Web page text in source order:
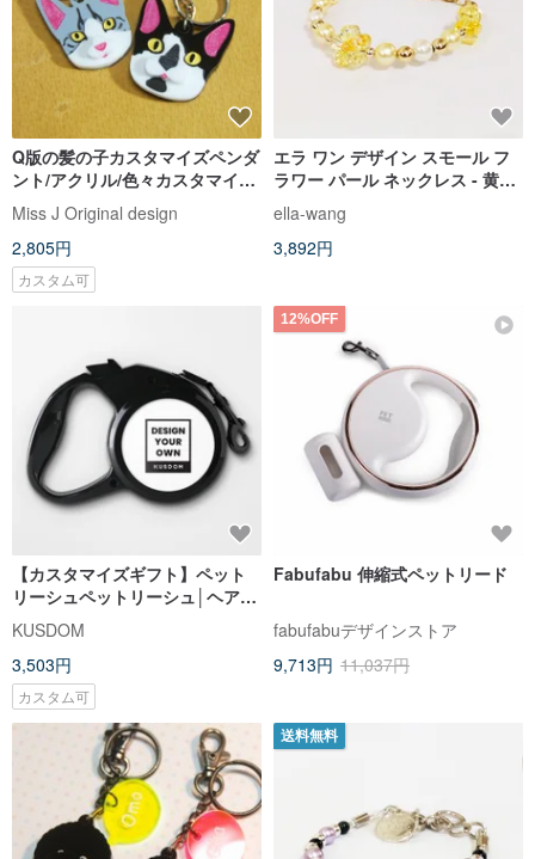
Q版の髪の子カスタマイズペンダ
ント/アクリル/色々カスタマイズ
可能【猫<0xA4><0xA4><0xA4>
包合】
Miss J Original design
2,805円
カスタム可
エラ ワン デザイン スモール フ
ラワー パール ネックレス - 黄色
い猫のネックレス 猫の首輪
ella-wang
3,892円
【カスタマイズギフト】ペット
リーシュペットリーシュ│ヘアリ
ーチャイルド/リーブ/キャット/ド
ッグ
KUSDOM
3,503円
カスタム可
12%OFF
Fabufabu 伸縮式ペットリード
fabufabuデザインストア
9,713円 11,037円
送料無料